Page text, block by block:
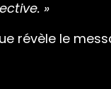
»
révèle le